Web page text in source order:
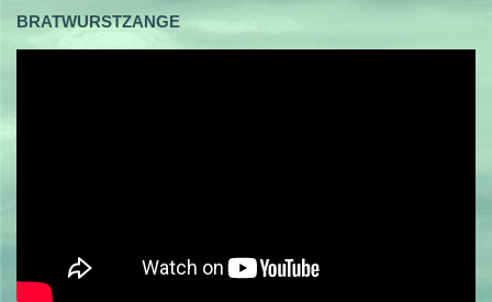
BRATWURSTZANGE